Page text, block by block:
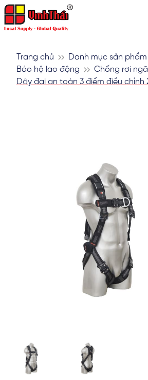
Trang chủ
Danh mục sản phẩm
Bảo hộ lao động
Chống rơi ngã